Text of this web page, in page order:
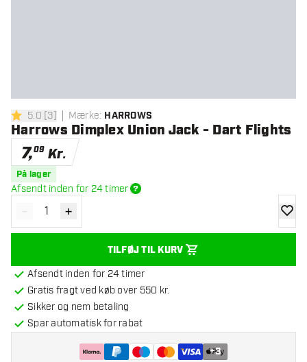
5 bedømmelsesstjerner
5.0 [3] Mærke: HARROWS
Harrows Dimplex Union Jack - Dart Flights
7,09 Kr.
På lager
Afsendt inden for 24 timer
Reducér antal
- Øg antal
+
TILFØJ TIL KURV
Afsendt inden for 24 timer
Gratis fragt ved køb over 550 kr.
Sikker og nem betaling
Spar automatisk for rabat
+3